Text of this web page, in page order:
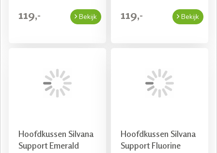
119,- Bekijk 119,- Bekijk
Hoofdkussen Silvana
Support Emerald
Hoofdkussen Silvana
Support Fluorine